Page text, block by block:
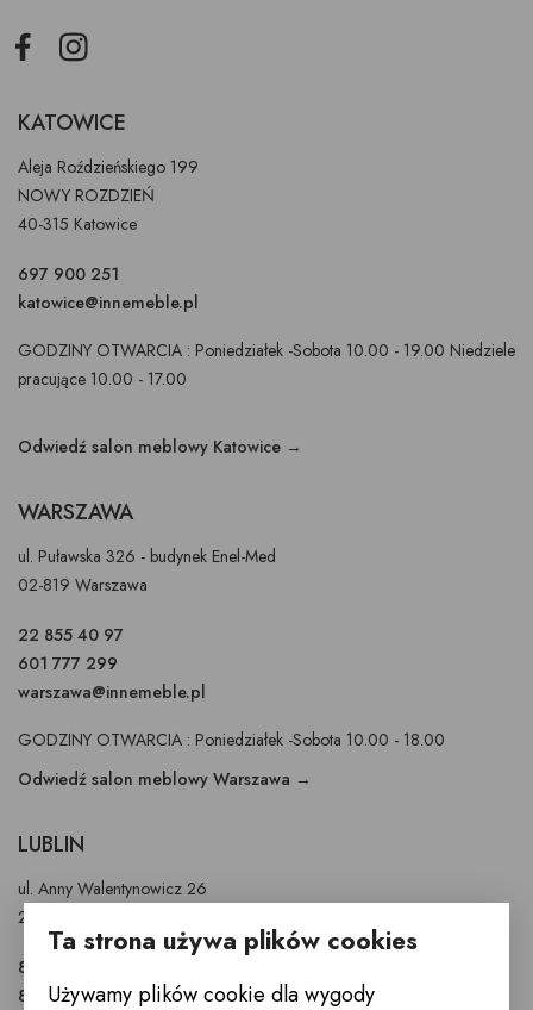
FacebookInstagram
KATOWICE
Aleja Roździeńskiego 199
NOWY ROZDZIEŃ
40-315 Katowice
697 900 251
katowice@innemeble.pl
GODZINY OTWARCIA : Poniedziałek -Sobota 10.00 - 19.00 Niedziele
pracujące 10.00 - 17.00
Odwiedź salon meblowy Katowice →
WARSZAWA
ul. Puławska 326 - budynek Enel-Med
02-819 Warszawa
22 855 40 97
601 777 299
warszawa@innemeble.pl
GODZINY OTWARCIA : Poniedziałek -Sobota 10.00 - 18.00
Odwiedź salon meblowy Warszawa →
LUBLIN
ul. Anny Walentynowicz 26
20-328 Lublin
81 745 9630
81 745 9631
Ta strona używa plików cookies
Używamy plików cookie dla wygody